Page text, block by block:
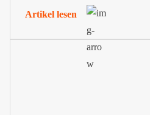
kannst du in Form einer
Artikel lesen